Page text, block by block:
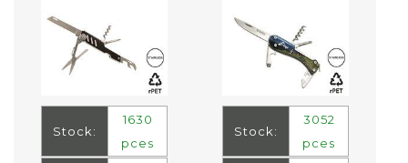
Stock:
1630
pces
Stock:
3052
pces